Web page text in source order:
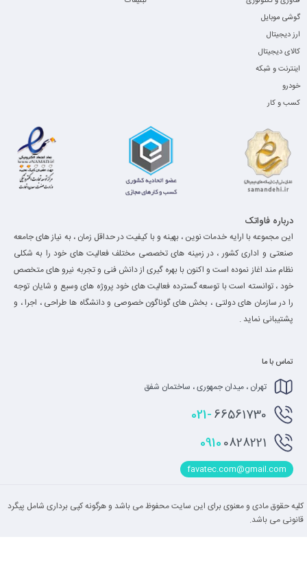
گوشی موبایل
ارز دیجیتال
کالای دیجیتال
اینترنت و شبکه
خودرو
کسب و کار
درباره فاواتک
این مجموعه با ارایه خدمات نوین ، بهینه و با کیفیت در حداقل زمان ، به نیاز های جامعه
صنعتی و اداری کشور ، در زمینه های تخصصی مختلف فعالیت های خود را به شکلی
نظام مند اغاز نموده است و اکنون با بهره گیری از دانش فنی و تجربه نیرو های متخصص
خود ، توانسته است با توسعه گسترده فعالیت های خود پروژه های وسیع و شایان توجه
را در سازمان های دولتی ، بخش های گوناگون خصوصی و دانشگاه ها طراحی ، اجرا ، و
پشتیبانی نماید .
تماس با ما
تهران ، میدان جمهوری ، ساختمان شفق
021-66561730
09100828221
favatec.com@gmail.com
کلیه حقوق مادی و معنوی برای این سایت محفوظ می باشد و هرگونه کپی برداری شامل پیگرد
قانونی می باشد.